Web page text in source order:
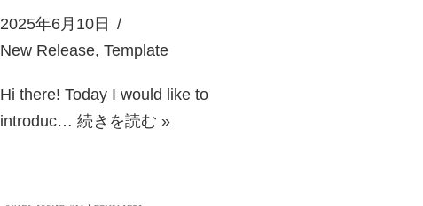
2025年6月10日
New Release, Template
Hi there! Today I would like to
introduc… 続きを読む »